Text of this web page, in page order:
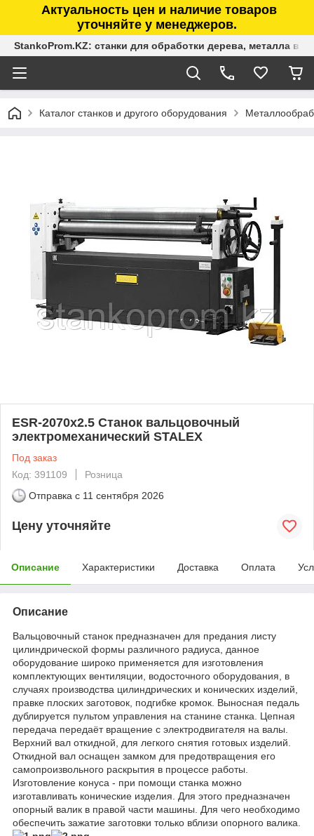
Актуальность цен и наличие товаров
уточняйте у менеджеров.
StankoProm.KZ: станки для обработки дерева, металла в
Каталог станков и другого оборудования
ESR-2070x2.5 Станок вальцовочный
электромеханический STALEX
Под заказ
Код: 391109
Розница
Отправка с 11 сентября 2026
Цену уточняйте
Описание Характеристики Доставка Оплата
Описание
Вальцовочный станок предназначен для предания листу
цилиндрической формы различного радиуса, данное
оборудование широко применяется для изготовления
комплектующих вентиляции, водосточного оборудования, в
случаях производства цилиндрических и конических изделий,
правке плоских заготовок, подгибке кромок. Выносная педаль
дублируется пультом управления на станине станка. Цепная
передача передаёт вращение с электродвигателя на валы.
Верхний вал откидной, для легкого снятия готовых изделий.
Откидной вал оснащен замком для предотвращения его
самопроизвольного раскрытия в процессе работы.
Изготовление конуса - при помощи станка можно
изготавливать конические изделия. Для этого предназначен
опорный валик в правой части машины. Для чего необходимо
обеспечить зажатие заготовки только вблизи опорного валика.